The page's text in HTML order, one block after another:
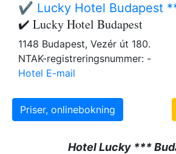
✔️ Lucky Hotel Budapest
✔️ Lucky Hotel Budapest
1148 Budapest, Vezér út 180.
NTAK-registreringsnummer: -
Hotel E-mail
Priser, onlinebokning
Hotel Lucky ***